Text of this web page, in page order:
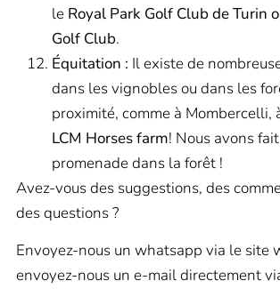
le Royal Park Golf Club de Turin
Golf Club.
Équitation : Il existe de
dans les vignobles ou dans les
proximité, comme à Mombercelli,
LCM Horses farm! Nous avons
promenade dans la forêt !
Avez-vous des suggestions, des
des questions ?
Envoyez-nous un whatsapp via le site
envoyez-nous un e-mail directement